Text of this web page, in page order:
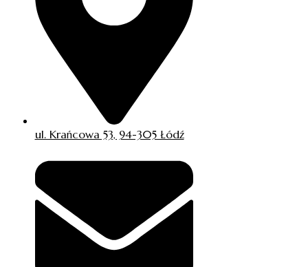
ul. Krańcowa 53, 94-305 Łódź